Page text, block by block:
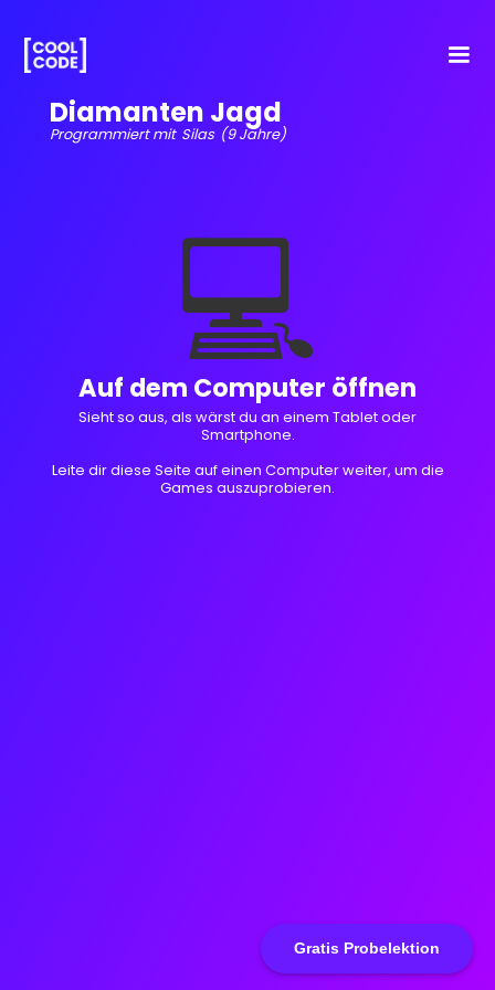
Gratis Probelektion
Diamanten Jagd
Programmiert mit Silas (9 Jahre)
💻
Auf dem Computer öffnen
Sieht so aus, als wärst du an einem Tablet oder
Smartphone.
Leite dir diese Seite auf einen Computer weiter, um die
Games auszuprobieren.